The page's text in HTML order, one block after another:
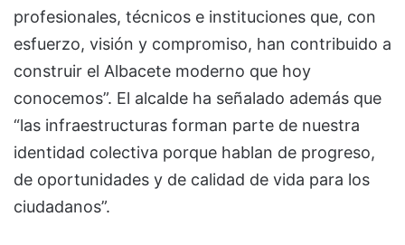
profesionales, técnicos e instituciones que, con
esfuerzo, visión y compromiso, han contribuido a
construir el Albacete moderno que hoy
conocemos”. El alcalde ha señalado además que
“las infraestructuras forman parte de nuestra
identidad colectiva porque hablan de progreso,
de oportunidades y de calidad de vida para los
ciudadanos”.